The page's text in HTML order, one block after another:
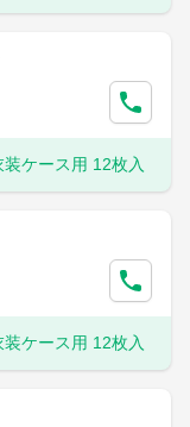
ケース用 12枚入
ケース用 12枚入